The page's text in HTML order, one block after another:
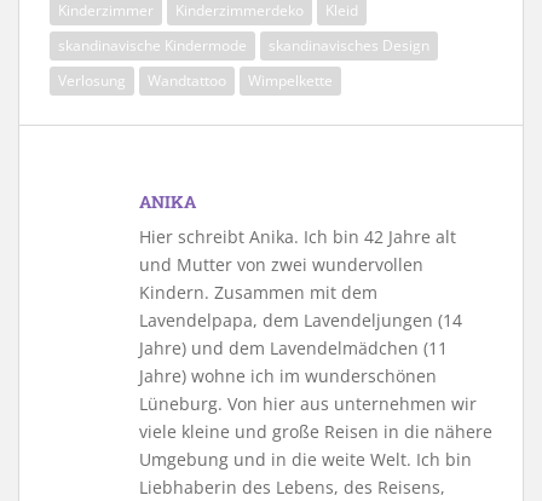
Kinderzimmer
Kinderzimmerdeko
Kleid
skandinavische Kindermode
skandinavisches Design
Verlosung
Wandtattoo Wimpelkette
ANIKA
Hier schreibt Anika. Ich bin 42 Jahre alt
und Mutter von zwei wundervollen
Kindern. Zusammen mit dem
Lavendelpapa, dem Lavendeljungen (14
Jahre) und dem Lavendelmädchen (11
Jahre) wohne ich im wunderschönen
Lüneburg. Von hier aus unternehmen wir
viele kleine und große Reisen in die nähere
Umgebung und in die weite Welt. Ich bin
Liebhaberin des Lebens, des Reisens,